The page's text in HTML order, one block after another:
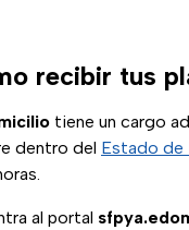
recibir tus
tiene un cargo
dentro del Estado de
al portal